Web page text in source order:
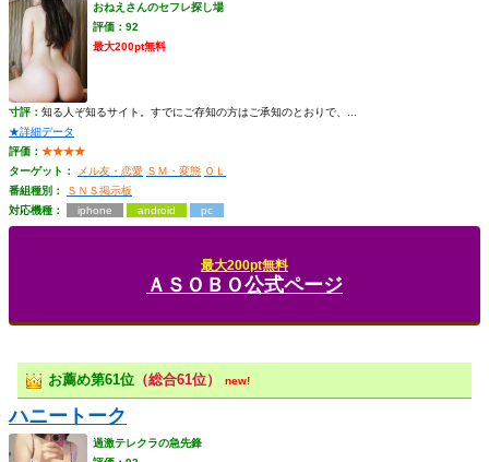
おねえさんのセフレ探し場
評価：92
最大200pt無料
寸評： 知る人ぞ知るサイト。すでにご存知の方はご承知のとおりで、...
★詳細データ
評価： ★★★★
ターゲット：
メル友・恋愛 ＳＭ・変態 ＯＬ
番組種別：
ＳＮＳ掲示板
対応機種：
iphone android pc
最大200pt無料
ＡＳＯＢＯ公式ページ
お薦め第61位 （総合61位） new!
ハニートーク
過激テレクラの急先鋒